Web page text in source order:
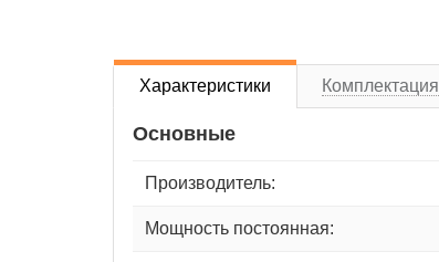
Характеристики Комплектация
Основные
Производитель:
Мощность постоянная: